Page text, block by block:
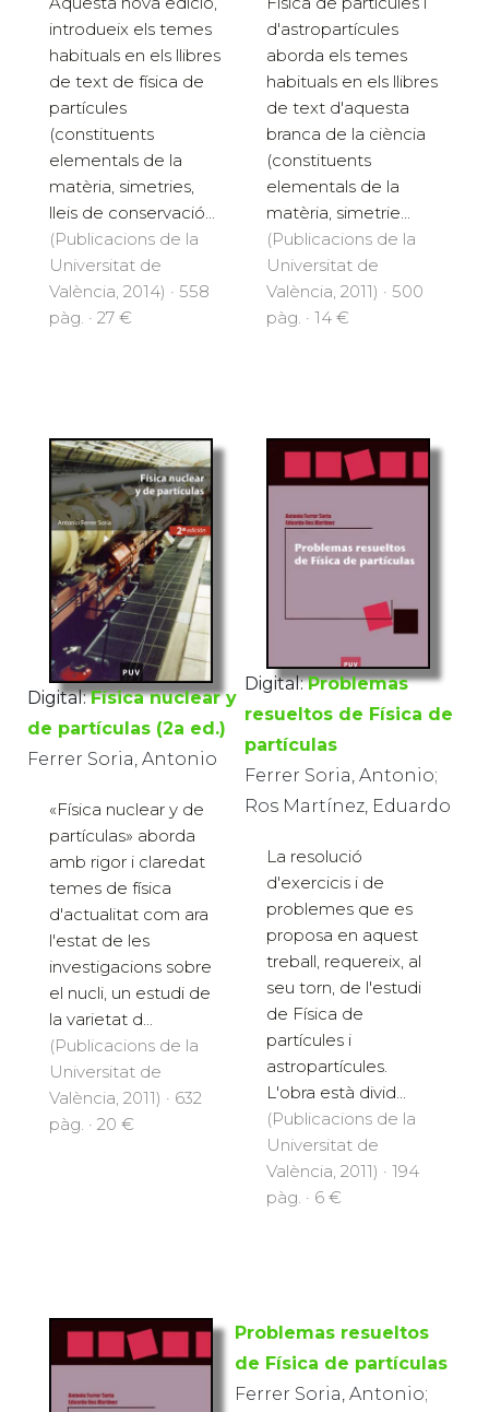
introdueix els temes
habituals en els llibres
de text de física de
partícules
(constituents
elementals de la
matèria, simetries,
lleis de conservació...
(Publicacions de la
Universitat de
València, 2014) · 558
pàg. · 27 €
d'astropartícules
aborda els temes
habituals en els llibres
de text d'aquesta
branca de la ciència
(constituents
elementals de la
matèria, simetrie...
(Publicacions de la
Universitat de
València, 2011) · 500
pàg. · 14 €
Digital: Física nuclear y
de partículas (2a ed.)
Ferrer Soria, Antonio
«Física nuclear y de
partículas» aborda
amb rigor i claredat
temes de física
d'actualitat com ara
l'estat de les
investigacions sobre
el nucli, un estudi de
la varietat d...
(Publicacions de la
Universitat de
València, 2011) · 632
pàg. · 20 €
Digital: Problemas
resueltos de Física de
partículas
Ferrer Soria, Antonio;
Ros Martínez, Eduardo
La resolució
d'exercicis i de
problemes que es
proposa en aquest
treball, requereix, al
seu torn, de l'estudi
de Física de
partícules i
astropartícules.
L'obra està divid...
(Publicacions de la
Universitat de
València, 2011) · 194
pàg. · 6 €
Problemas resueltos
de Física de partículas
Ferrer Soria, Antonio;